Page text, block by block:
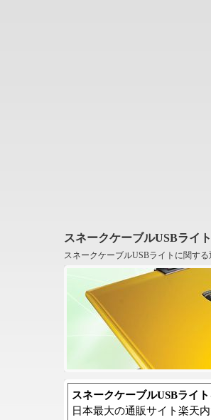
スネークケーブルUSBライ
スネークケーブルUSBライトに関す
スネークケーブルUSBライ
日本最大の通販サイト楽天